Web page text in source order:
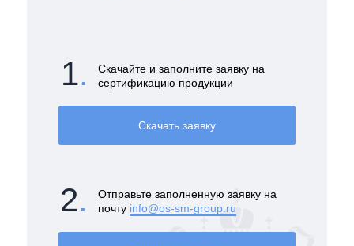
Скачайте и заполните заявку на
сертификацию продукции
1.
Скачать заявку
2.
Отправьте заполненную заявку на
почту info@os-sm-group.ru
Записаться на
подачу
2. Вам понадобится